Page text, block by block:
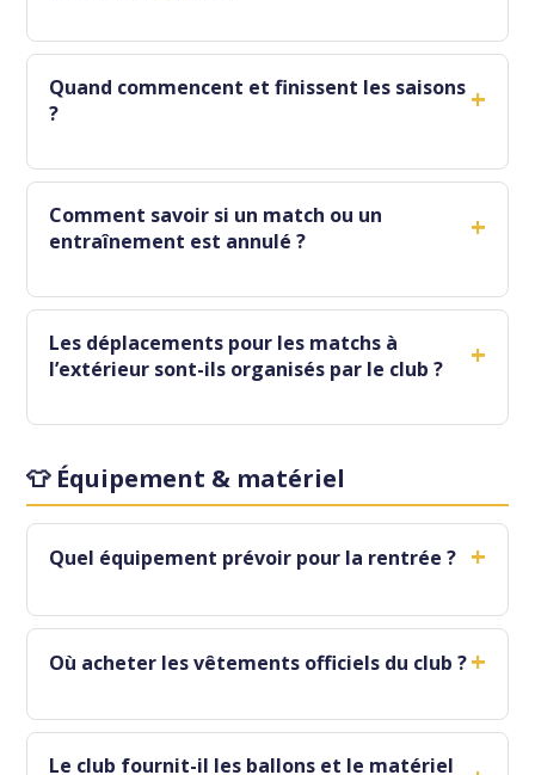
Quand commencent et finissent les saisons
?
+
Comment savoir si un match ou un
entraînement est annulé ?
+
Les déplacements pour les matchs à
l’extérieur sont-ils organisés par le club ?
+
👕 Équipement & matériel
Quel équipement prévoir pour la rentrée ? +
Où acheter les vêtements officiels du club ?+
Le club fournit-il les ballons et le matériel